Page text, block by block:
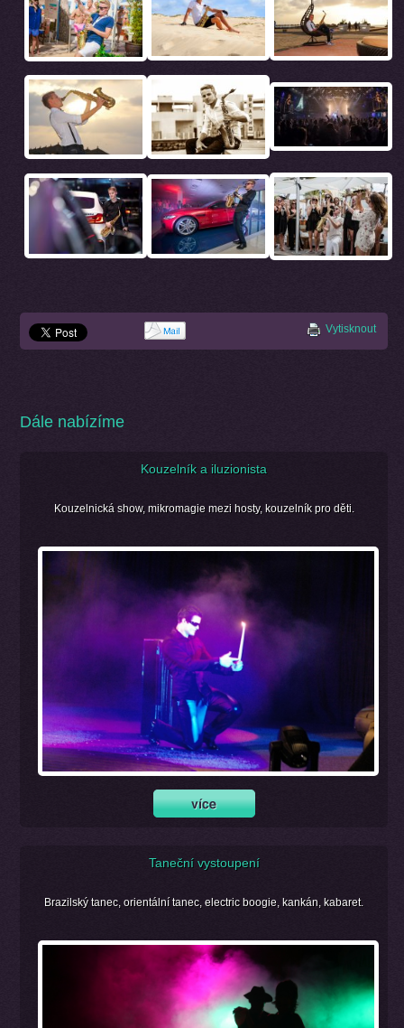
Vytisknout
Dále nabízíme
Kouzelník a iluzionista
Kouzelnická show, mikromagie mezi hosty, kouzelník pro děti.
Taneční vystoupení
Brazilský tanec, orientální tanec, electric boogie, kankán, kabaret.